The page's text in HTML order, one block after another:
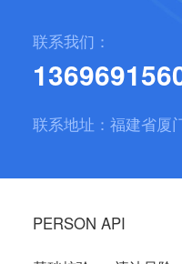
联系我们：
联系地址：福建省厦
PERSON API